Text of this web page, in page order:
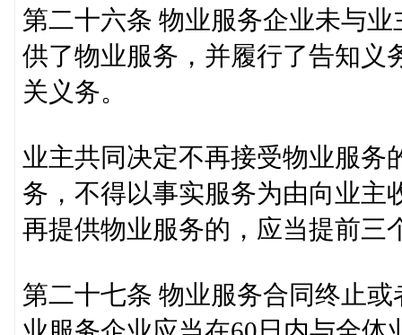
第二十六条 物业服务企业未与
供了物业服务，并履行了告知义
关义务。
业主共同决定不再接受物业服务
务，不得以事实服务为由向业主
再提供物业服务的，应当提前三
第二十七条 物业服务合同终止